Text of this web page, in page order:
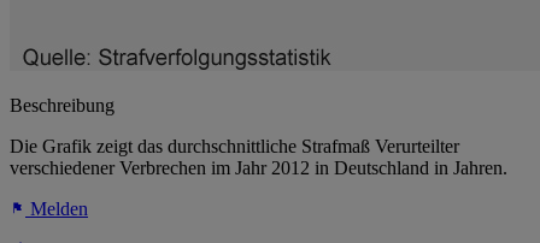
Beschreibung
Die Grafik zeigt das durchschnittliche Strafmaß Verurteilter
verschiedener Verbrechen im Jahr 2012 in Deutschland in Jahren.
Melden